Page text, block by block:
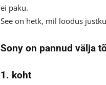
ei paku.
See on hetk, mil loodus
Sony on pannud välja
1. koht